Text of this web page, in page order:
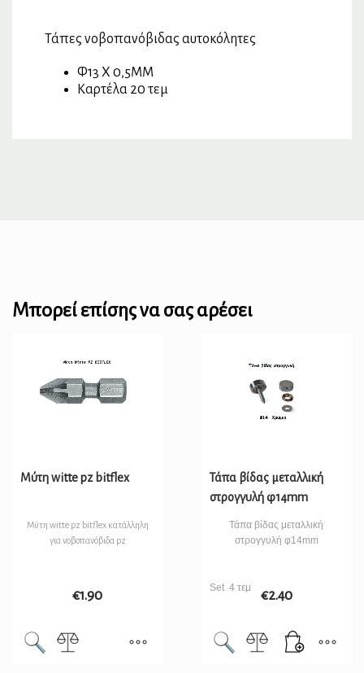
Τάπες νοβοπανόβιδας αυτοκόλητες
Φ13 Χ 0,5ΜΜ
Καρτέλα 20 τεμ
Μπορεί επίσης να σας αρέσει
Μύτη witte pz bitflex
Μύτη witte pz bitflex κατάλληλη
για νοβοπανόβιδα pz
€1.90
Τάπα βίδας μεταλλική
στρογγυλή φ14mm
Τάπα βίδας μεταλλική
στρογγυλή φ14mm
Set 4 τεμ
€2.40